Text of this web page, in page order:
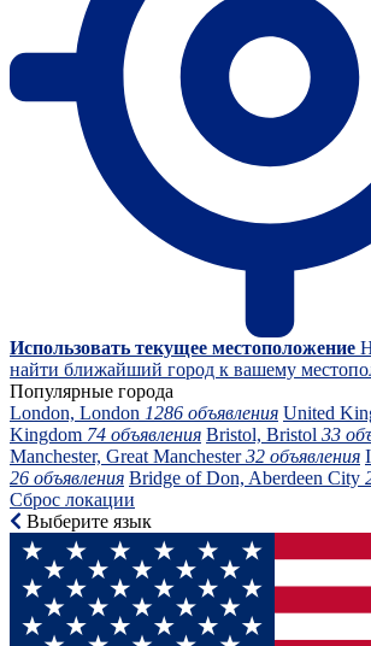
Использовать текущее местоположение
найти ближайший город к вашему
Популярные города
London, London 1286 объявления United
Kingdom 74 объявления Bristol, Bristol 33
Manchester, Great Manchester32 объявления
26 объявления Bridge of Don, Aberdeen City
Сброс локации
Выберите язык